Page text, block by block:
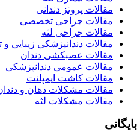
پروتز دندانی
جراحی تخصصی
جراحی لثه
دندانپزشکی زیبایی و ترمیمی
عصبکشی دندان
عمومی دندانپزشکی
کاشت ایمپلنت
مشکلات دهان و دندان
مشکلات لثه